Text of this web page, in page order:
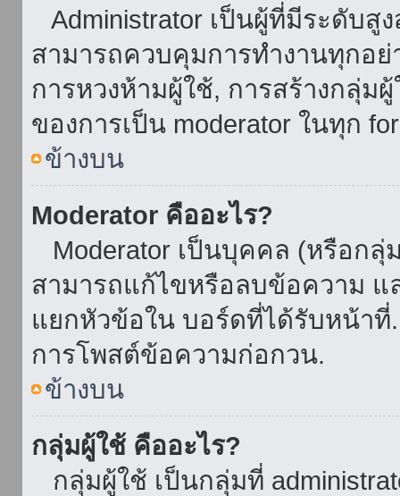
Administrator เป็นผู้ที่มีระดับ
สามารถควบคุมการทำงานทุกอ
การหวงห้ามผู้ใช้, การสร้างกลุ่ม
ของการเป็น moderator ในทุก
ข้างบน
Moderator คืออะไร?
Moderator เป็นบุคคล (หรือก
สามารถแก้ไขหรือลบข้อความ แ
แยกหัวข้อใน บอร์ดที่ได้รับหน้าที่
การโพสต์ข้อความก่อกวน.
ข้างบน
กลุ่มผู้ใช้ คืออะไร?
กลุ่มผู้ใช้ เป็นกลุ่มที่